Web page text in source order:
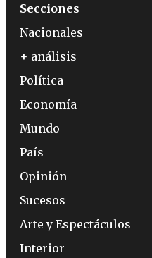
Secciones
Nacionales
+ análisis
Política
Economía
Mundo
País
Opinión
Sucesos
Arte y Espectáculos
Interior